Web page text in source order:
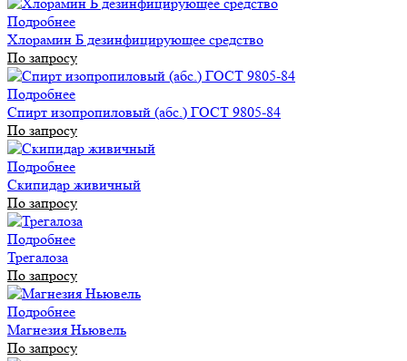
Подробнее
Хлорамин Б дезинфицирующее средство
По запросу
Подробнее
Спирт изопропиловый (абс.) ГОСТ 9805-84
По запросу
Подробнее
Скипидар живичный
По запросу
Подробнее
Трегалоза
По запросу
Подробнее
Магнезия Ньювель
По запросу